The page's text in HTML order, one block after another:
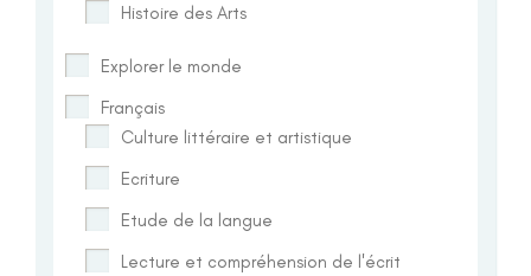
Histoire des Arts
Explorer le monde
Français
Culture littéraire et artistique
Ecriture
Etude de la langue
Lecture et compréhension de l'écrit